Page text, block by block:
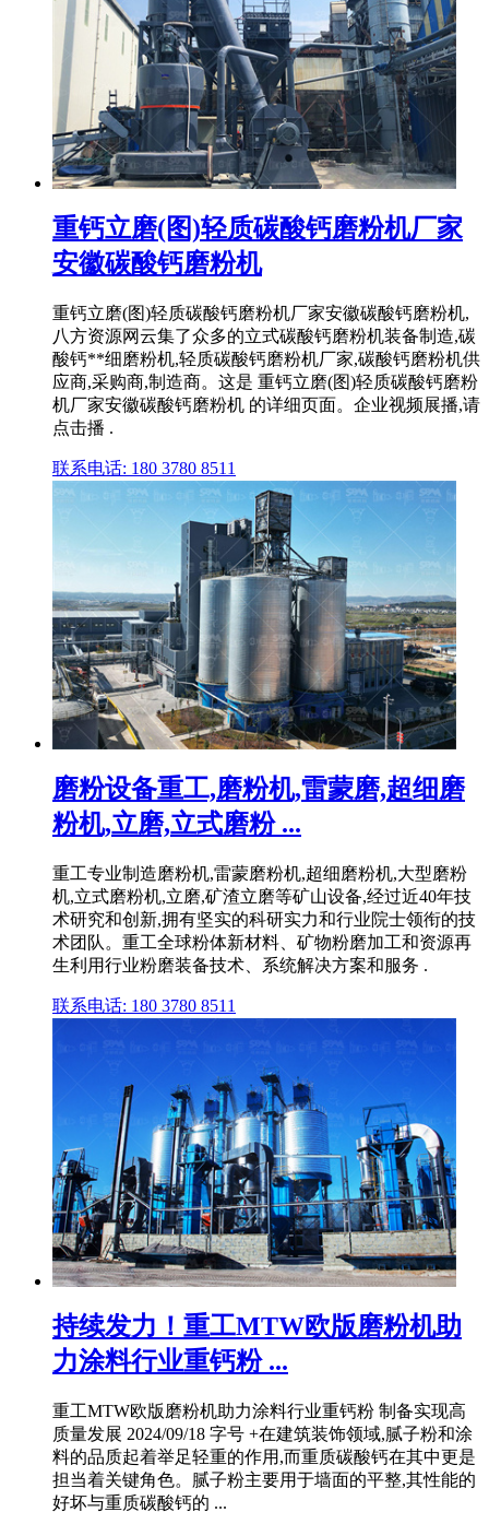
重钙立磨(图)轻质碳酸钙磨粉机厂家
安徽碳酸钙磨粉机
重钙立磨(图)轻质碳酸钙磨粉机厂家安徽碳酸钙磨粉机,
八方资源网云集了众多的立式碳酸钙磨粉机装备制造,碳
酸钙**细磨粉机,轻质碳酸钙磨粉机厂家,碳酸钙磨粉机供
应商,采购商,制造商。这是 重钙立磨(图)轻质碳酸钙磨粉
机厂家安徽碳酸钙磨粉机 的详细页面。企业视频展播,请
点击播 .
联系电话: 180 3780 8511
磨粉设备重工,磨粉机,雷蒙磨,超细磨
粉机,立磨,立式磨粉 ...
重工专业制造磨粉机,雷蒙磨粉机,超细磨粉机,大型磨粉
机,立式磨粉机,立磨,矿渣立磨等矿山设备,经过近40年技
术研究和创新,拥有坚实的科研实力和行业院士领衔的技
术团队。重工全球粉体新材料、矿物粉磨加工和资源再
生利用行业粉磨装备技术、系统解决方案和服务 .
联系电话: 180 3780 8511
持续发力！重工MTW欧版磨粉机助
力涂料行业重钙粉 ...
重工MTW欧版磨粉机助力涂料行业重钙粉 制备实现高
质量发展 2024/09/18 字号 +在建筑装饰领域,腻子粉和涂
料的品质起着举足轻重的作用,而重质碳酸钙在其中更是
担当着关键角色。腻子粉主要用于墙面的平整,其性能的
好坏与重质碳酸钙的 ...